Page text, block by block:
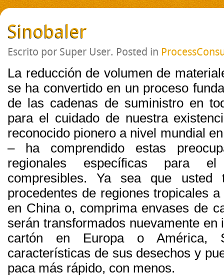
Sinobaler
Escrito por Super User. Posted in
La reducción de volumen de
se ha convertido en un proceso
de las cadenas de suministro en
para el cuidado de nuestra
reconocido pionero a nivel mundial
– ha comprendido estas
regionales específicas para
compresibles. Ya sea que usted
procedentes de regiones tropicales
en China o, comprima envases de
serán transformados nuevamente
cartón en Europa o América,
características de sus desechos y
paca más rápido, con menos.